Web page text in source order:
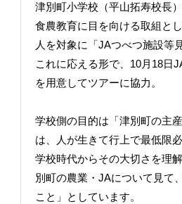
津別町小学校（平山拓寿校長
食農教育に目を向ける取組と
人を対象に「JAつべつ施設等
これに応える形で、10月18日
を用意してツアーに協力。
学校側の目的は「津別町の主
は、人が生きて行上で最低限
学校時代からその大切さを理
別町の農業・JAについて見て
こと」としています。